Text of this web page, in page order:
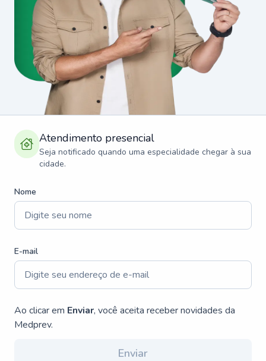
Atendimento presencial
Seja notificado quando uma especialidade chegar à sua
cidade.
Nome
E-mail
Ao clicar em Enviar, você aceita receber novidades da
Medprev.
Enviar